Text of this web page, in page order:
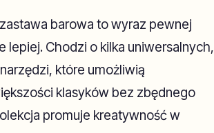
barowa to wyraz pewnej
lepiej. Chodzi o kilka uniwersalnych,
które umożliwią
klasyków bez zbędnego
promuje kreatywność w